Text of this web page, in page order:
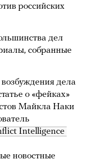
российских
дел
собранные
дела
о «фейках»
Майкла Наки
Intelligence
новостные